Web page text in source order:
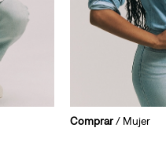
Comprar/ Mujer